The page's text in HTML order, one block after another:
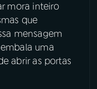
mora inteiro
que
mensagem
uma
abrir as portas